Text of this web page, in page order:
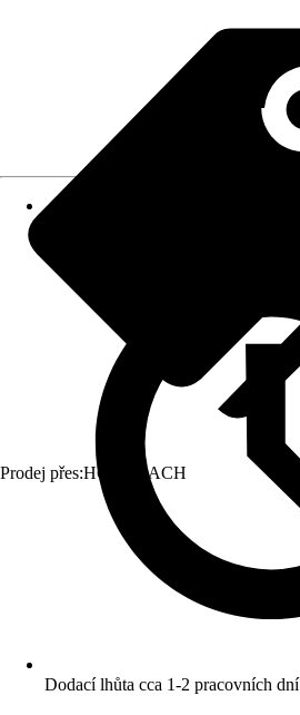
Prodej přes:HORNBACH
Dodací lhůta cca 1-2 pracovních dní